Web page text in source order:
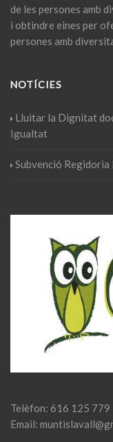
de les persones amb
i obtindre eines per
persones amb
NOTÍCIES
Lluitar la Dignitat
Igualtat
Subvenció
Telèfon: 616 125 779
Email: